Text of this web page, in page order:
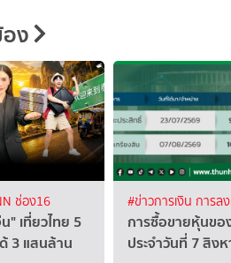
ง
ช่อง16
" เที่ยวไทย 5
3 แสนล้าน
#ข่าวการเงิน การล
การซื้อขายหุ้นขอ
ประจำวันที่ 7 สิง